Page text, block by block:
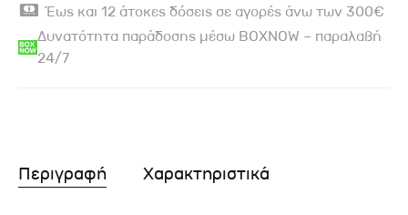
Έως και 12 άτοκες δόσεις σε αγορές άνω των 300€
Δυνατότητα παράδοσης μέσω BOXNOW – παραλαβή
24/7
Περιγραφή Χαρακτηριστικά